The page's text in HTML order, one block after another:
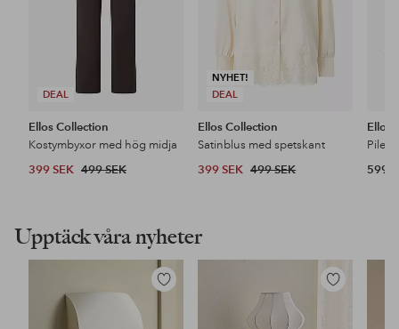
DEAL
Ellos Collection
Kostymbyxor med hög midja
399 SEK 499 SEK
NYHET!
DEAL
Ellos Collection
Satinblus med spetskant
399 SEK 499 SEK
Ellos
599
Upptäck våra nyheter
Lägg
Lägg